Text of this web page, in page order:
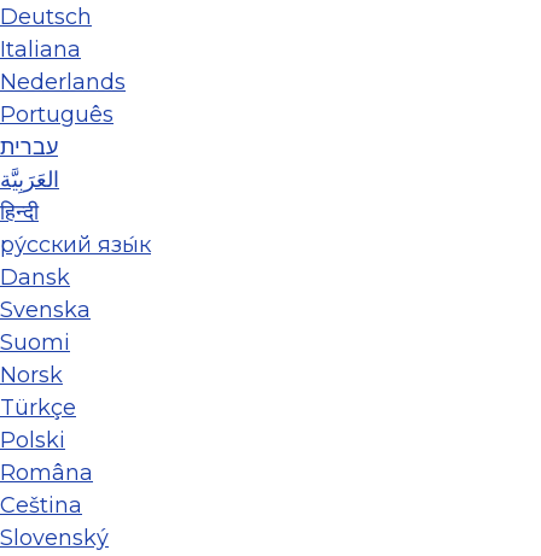
Deutsch
Italiana
Nederlands
Português
עברית
العَرَبِيَّة
हिन्दी
ру́сский язы́к
Dansk
Svenska
Suomi
Norsk
Türkçe
Polski
Româna
Ceština
Slovenský